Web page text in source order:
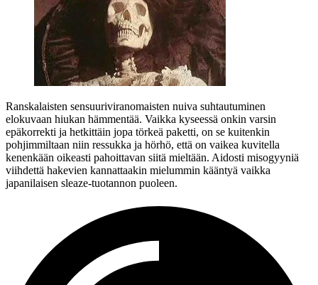
Ranskalaisten sensuuriviranomaisten nuiva suhtautuminen
elokuvaan hiukan hämmentää. Vaikka kyseessä onkin varsin
epäkorrekti ja hetkittäin jopa törkeä paketti, on se kuitenkin
pohjimmiltaan niin ressukka ja hörhö, että on vaikea kuvitella
kenenkään oikeasti pahoittavan siitä mieltään. Aidosti misogyyniä
viihdettä hakevien kannattaakin mielummin kääntyä vaikka
japanilaisen sleaze-tuotannon puoleen.